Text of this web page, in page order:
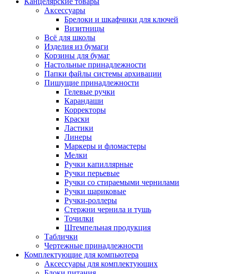
Аксессуары
Брелоки и шкафчики для ключей
Визитницы
Всё для школы
Изделия из бумаги
Корзины для бумаг
Настольные принадлежности
Папки файлы системы архивации
Пишущие принадлежности
Гелевые ручки
Карандаши
Корректоры
Краски
Ластики
Линеры
Маркеры и фломастеры
Мелки
Ручки капиллярные
Ручки перьевые
Ручки со стираемыми чернилами
Ручки шариковые
Ручки-роллеры
Стержни чернила и тушь
Точилки
Штемпельная продукция
Таблички
Чертежные принадлежности
Комплектующие для компьютера
Аксессуары для комплектующих